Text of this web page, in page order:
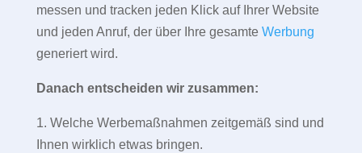
messen und tracken jeden Klick auf Ihrer Website
und jeden Anruf, der über Ihre gesamte Werbung
generiert wird.
Danach entscheiden wir zusammen:
1. Welche Werbemaßnahmen zeitgemäß sind und
Ihnen wirklich etwas bringen.